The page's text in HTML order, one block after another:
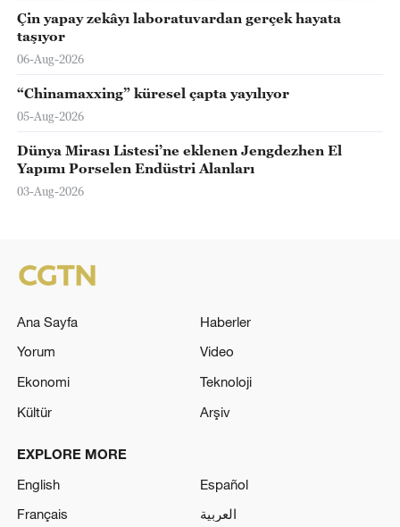
Çin yapay zekâyı laboratuvardan gerçek hayata
taşıyor
06-Aug-2026
“Chinamaxxing” küresel çapta yayılıyor
05-Aug-2026
Dünya Mirası Listesi’ne eklenen Jengdezhen El
Yapımı Porselen Endüstri Alanları
03-Aug-2026
Ana Sayfa
Haberler
Yorum
Video
Ekonomi
Teknoloji
Kültür
Arşiv
EXPLORE MORE
English
Español
Français
العربية